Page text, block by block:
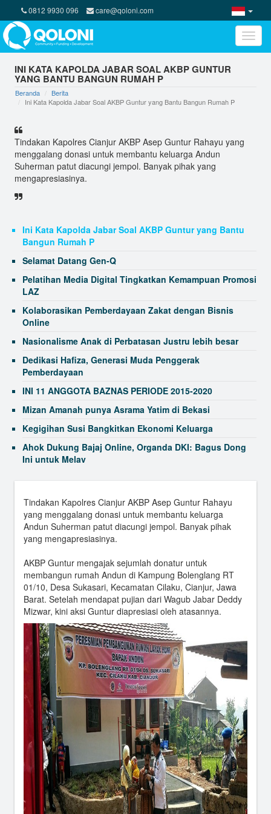
0812 9930 096 care@qoloni.com
Toggle
INI KATA KAPOLDA JABAR SOAL AKBP GUNTUR
YANG BANTU BANGUN RUMAH P
Beranda
Berita
Ini Kata Kapolda Jabar Soal AKBP Guntur yang Bantu Bangun Rumah P
Tindakan Kapolres Cianjur AKBP Asep Guntur Rahayu yang
menggalang donasi untuk membantu keluarga Andun
Suherman patut diacungi jempol. Banyak pihak yang
mengapresiasinya.
PD Sarana Jaya Libatkan Qoloni Indonesia Bantu
Rumah Yatim
penyaluran dana
Donation
Program Kreatif Pemberdayaan Ekonomi Ibu-ibu di
Lubang Buaya
QOLONI : MEDIA BANTU SOSIAL BERBASIS TEKNOLOGI
CROWDFUNDING
Ini Kata Kapolda Jabar Soal AKBP Guntur yang Bantu
Bangun Rumah P
Selamat Datang Gen-Q
Pelatihan Media Digital Tingkatkan Kemampuan Promosi
LAZ
Kolaborasikan Pemberdayaan Zakat dengan Bisnis
Online
Nasionalisme Anak di Perbatasan Justru lebih besar
Dedikasi Hafiza, Generasi Muda Penggerak
Pemberdayaan
INI 11 ANGGOTA BAZNAS PERIODE 2015-2020
Mizan Amanah punya Asrama Yatim di Bekasi
Kegigihan Susi Bangkitkan Ekonomi Keluarga
Ahok Dukung Bajaj Online, Organda DKI: Bagus Dong
Ini untuk Melay
New 2015 Nexus 5 Allegedly Leaked in Photo
Tindakan Kapolres Cianjur AKBP Asep Guntur Rahayu
yang menggalang donasi untuk membantu keluarga
Andun Suherman patut diacungi jempol. Banyak pihak
yang mengapresiasinya.
AKBP Guntur mengajak sejumlah donatur untuk
membangun rumah Andun di Kampung Bolenglang RT
01/10, Desa Sukasari, Kecamatan Cilaku, Cianjur, Jawa
Barat. Setelah mendapat pujian dari Wagub Jabar Deddy
Mizwar, kini aksi Guntur diapresiasi oleh atasannya.